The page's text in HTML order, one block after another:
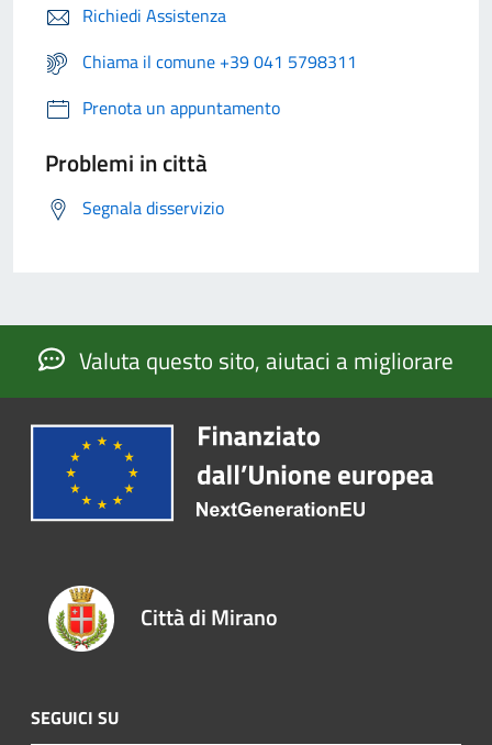
Richiedi Assistenza
Chiama il comune +39 041 5798311
Prenota un appuntamento
Problemi in città
Segnala disservizio
Valuta questo sito, aiutaci a migliorare
Città di Mirano
SEGUICI SU